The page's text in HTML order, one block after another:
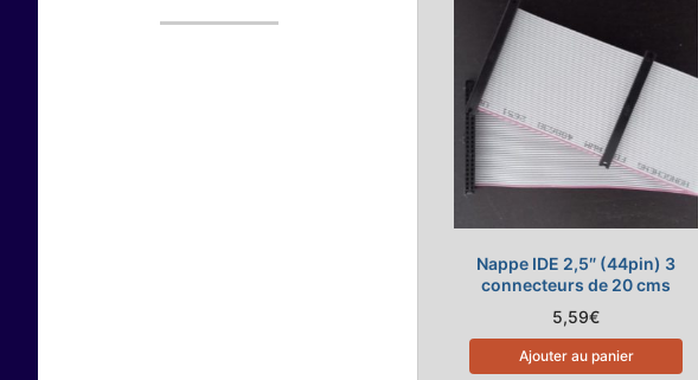
Nappe IDE 2,5″ (44pin) 3
connecteurs de 20 cms
5,59€
Ajouter au panier